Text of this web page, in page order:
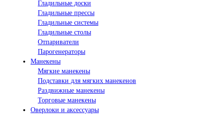
Гладильные доски
Гладильные прессы
Гладильные системы
Гладильные столы
Отпариватели
Парогенераторы
Манекены
Мягкие манекены
Подставки для мягких манекенов
Раздвижные манекены
Торговые манекены
Оверлоки и аксессуары